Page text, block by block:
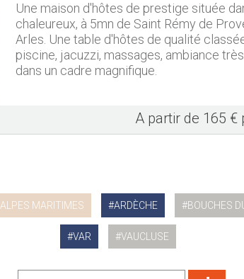
Une maison d'hôtes de prestige située
chaleureux, à 5mn de Saint Rémy de
Arles. Une table d'hôtes de qualité
piscine, jacuzzi, massages, ambiance
dans un cadre magnifique.
A partir de 165 €
ALPES MARITIMES ARDÈCHE BOUCHES
VAR VAUCLUSE